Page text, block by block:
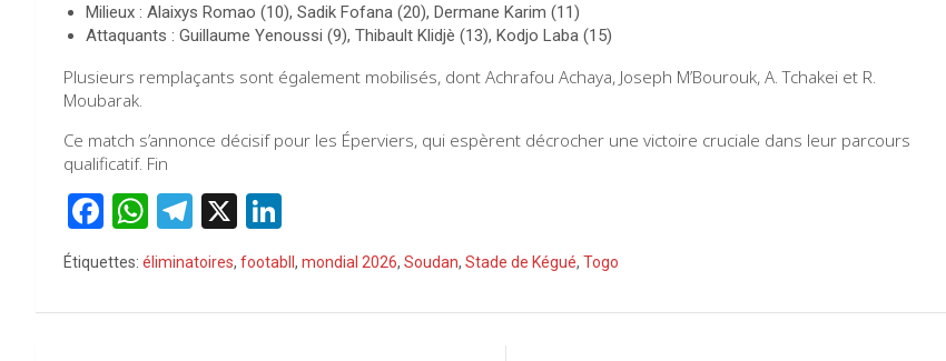
Milieux : Alaixys Romao (10), Sadik Fofana (20), Dermane Karim (11)
Attaquants : Guillaume Yenoussi (9), Thibault Klidjè (13), Kodjo Laba (15)
Plusieurs remplaçants sont également mobilisés, dont Achrafou Achaya, Joseph M’Bourouk, A. Tchakei et R.
Moubarak.
Ce match s’annonce décisif pour les Éperviers, qui espèrent décrocher une victoire cruciale dans leur parcours
qualificatif. Fin
F
a
ce
b
W
h
at
s
T
el
e
gr
X
n
ke
dI
Étiquettes: éliminatoires, footabll , mondial 2026, Soudan, Stade de Kégué, Togo